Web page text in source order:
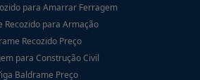
para Amarrar Ferragem
Recozido para Armação
Recozido Preço
para Construção Civil
Baldrame Preço